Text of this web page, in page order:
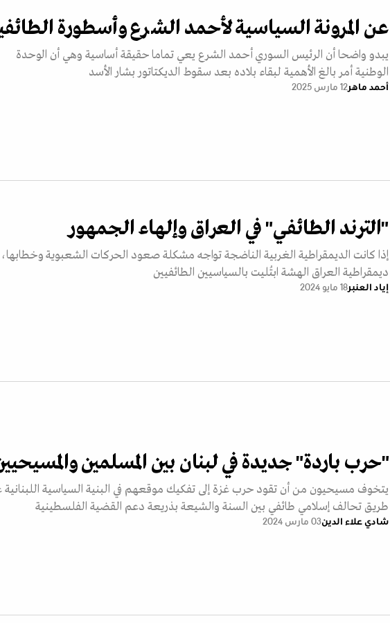
عن المرونة السياسية لأحمد الشرع وأسطورة
يبدو واضحا أن الرئيس السوري أحمد الشرع يعي تماما حقيقة أساسية وهي أن الوحدة
الوطنية أمر بالغ الأهمية لبقاء بلاده بعد سقوط الديكتاتور بشار الأسد
أحمد ماهر12 مارس 2025
"الترند الطائفي" في العراق وإلهاء الجمهور
إذا كانت الديمقراطية الغربية الناضجة تواجه مشكلة صعود الحركات الشعبوية
ديمقراطية العراق الهشة ابتُليت بالسياسيين الطائفيين
إياد العنبر18 مايو 2024
"حرب باردة" جديدة في لبنان بين المسلمين
يتخوف مسيحيون من أن تقود حرب غزة إلى تفكيك موقعهم في البنية السياسية
طريق تحالف إسلامي طائفي بين السنة والشيعة بذريعة دعم القضية الفلسطينية
شادي علاء الدين03 مارس 2024